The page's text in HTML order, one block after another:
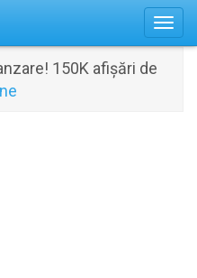
150K afișări de